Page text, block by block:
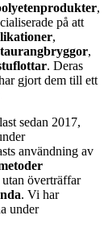
,
på att
,
,
. Deras
gjort dem till ett
sedan 2017,
användning av
överträffar
. Vi har
under